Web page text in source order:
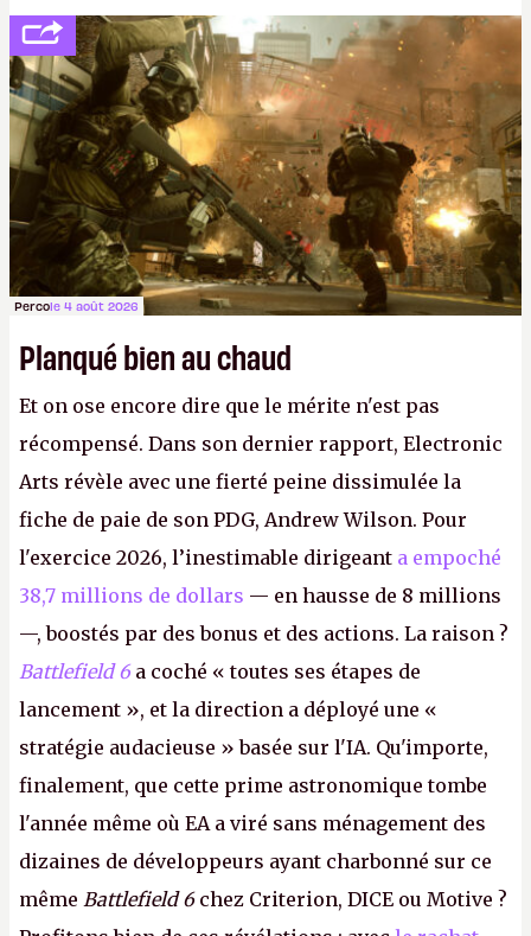
réductions de coûts drastiques, fermetures de
studios et licenciements massifs. En gros, essorer
FCetBattlefield, puis virer le reste.P.
Percole 4 août 2026
Planqué bien au chaud
Et on ose encore dire que le mérite n'est pas
récompensé. Dans son dernier rapport, Electronic
Arts révèle avec une fierté peine dissimulée la
fiche de paie de son PDG, Andrew Wilson. Pour
l'exercice 2026, l’inestimable dirigeant a empoché
38,7 millions de dollars — en hausse de 8 millions
—, boostés par des bonus et des actions. La raison ?
Battlefield 6 a coché « toutes ses étapes de
lancement », et la direction a déployé une «
stratégie audacieuse » basée sur l'IA. Qu'importe,
finalement, que cette prime astronomique tombe
l'année même où EA a viré sans ménagement des
dizaines de développeurs ayant charbonné sur ce
même Battlefield 6chez Criterion, DICE ou Motive ?